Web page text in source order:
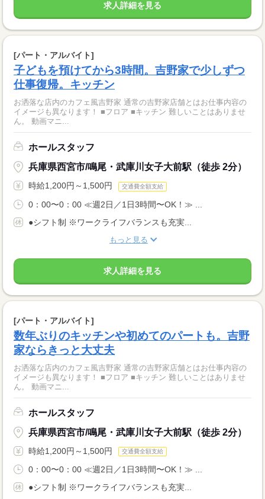
求人詳細を見る
[パート・アルバイト]
子どもを預けてから3時間。吉野家で少しずつ
仕事復帰。キッチン
お洒落な店内のカフェ風吉野家 通常の吉野家店舗とはお仕事内容の
イメージも異なります！ ■フロア ■キッチン 難しいことはありませ
ん。 動画マニ...
ホールスタッフ
兵庫県西宮市/鳴尾・武庫川女子大前駅（徒歩 2分）
時給1,200円～1,500円 交通費全額支給
0：00〜0：00 ≪週2日／1日3時間〜OK！≫ ...
●シフト制 ※ワークライフバランスも充実...
もっと見る
求人詳細を見る
[パート・アルバイト]
数年ぶりのキッチンや初めてのパートも。吉野
家ならきっと大丈夫
お洒落な店内のカフェ風吉野家 通常の吉野家店舗とはお仕事内容の
イメージも異なります！ ■フロア ■キッチン 難しいことはありませ
ん。 動画マニ...
ホールスタッフ
兵庫県西宮市/鳴尾・武庫川女子大前駅（徒歩 2分）
時給1,200円～1,500円 交通費全額支給
0：00〜0：00 ≪週2日／1日3時間〜OK！≫ ...
●シフト制 ※ワークライフバランスも充実...